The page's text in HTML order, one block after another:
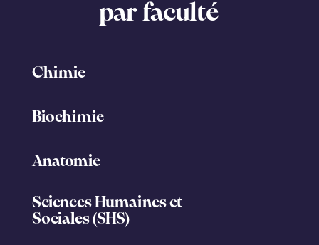
par faculté
Chimie
Biochimie
Anatomie
Sciences Humaines et
Sociales (SHS)